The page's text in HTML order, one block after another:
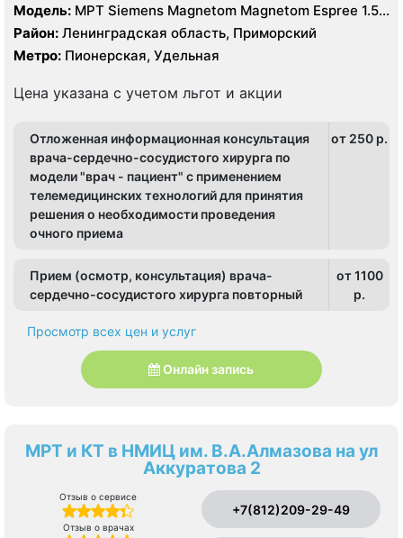
Модель: МРТ Siemens Magnetom Magnetom Espree 1.5
Тесла, КТ Philips Ingenuity Elite 128 срезов
Район: Ленинградская область, Приморский
Метро: Пионерская, Удельная
Цена указана с учетом льгот и акции
Отложенная информационная консультация
врача-сердечно-сосудистого хирурга по
модели "врач - пациент" с применением
телемедицинских технологий для принятия
решения о необходимости проведения
очного приема
от 250 p.
Прием (осмотр, консультация) врача-
сердечно-сосудистого хирурга повторный
от 1100
p.
Просмотр всех цен и услуг
Онлайн запись
МРТ и КТ в НМИЦ им. В.А.Алмазова на ул
Аккуратова 2
Отзыв о сервисе
Отзыв о врачах
+7(812)209-29-49